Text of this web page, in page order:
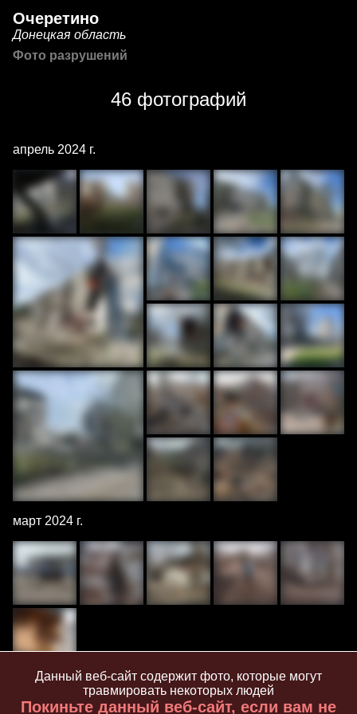
Очеретино
Донецкая область
Фото разрушений
46 фотографий
апрель 2024 г.
март 2024 г.
14 февраля 2024 г.
Данный веб-сайт содержит фото, которые могут
травмировать некоторых людей
Покиньте данный веб-сайт, если вам не